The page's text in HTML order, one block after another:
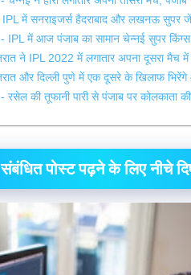
में सनराइजर्स हैदराबाद और लखनऊ सुपर
में आज पंजाब का सामान चेन्नई सुपर किंग्स
ने IPL 2022 में लगातार अपना दूसरा मैच में
और दिल्ली पुणे में एक दूसरे के खिलाफ
की तूफानी पारी से पंजाब पर कोलकाता
पोस्ट पढ़ने के लिए नीचे